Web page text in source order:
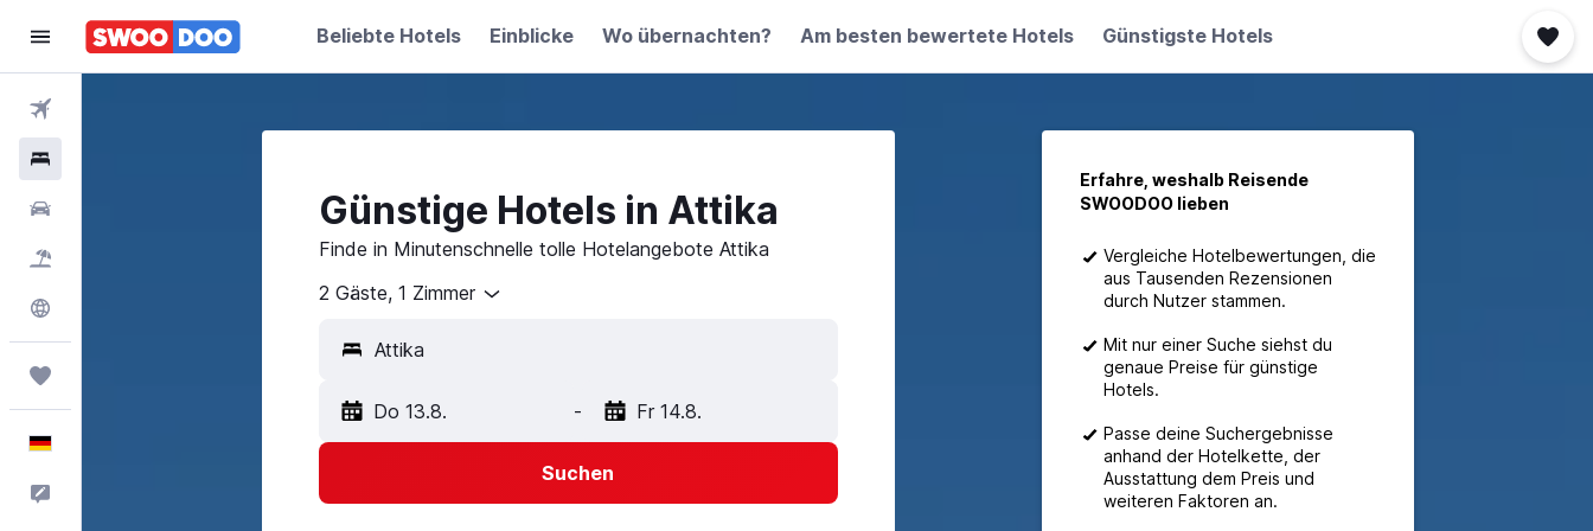
Beliebte Hotels Einblicke Wo übernachten? Am besten bewertete Hotels Günstigste Hotels
Günstige Hotels in Attika
Finde in Minutenschnelle tolle Hotelangebote Attika
2 Gäste, 1 Zimmer
Do 13.8. - Fr 14.8.
Suchen
Erfahre, weshalb Reisende
SWOODOO lieben
Vergleiche Hotelbewertungen, die
aus Tausenden Rezensionen
durch Nutzer stammen.
Mit nur einer Suche siehst du
genaue Preise für günstige
Hotels.
Passe deine Suchergebnisse
anhand der Hotelkette, der
Ausstattung dem Preis und
weiteren Faktoren an.